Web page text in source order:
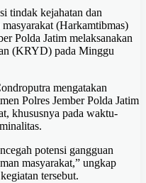
tindak kejahatan dan
(Harkamtibmas)
Polda Jatim melaksanakan
(KRYD) pada Minggu
mengatakan
Polres Jember Polda Jatim
khususnya pada waktu-
potensi gangguan
masyarakat,” ungkap
tersebut.